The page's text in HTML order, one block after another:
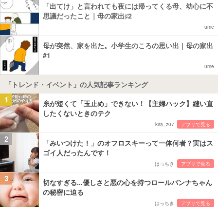
「出てけ」と言われても夜には帰ってくる母、幼心に不
思議だったこと｜母の家出♯2
ume
母が突然、家を出た。小学生のころの思い出｜母の家出
#1
ume
「トレンド・イベント」の人気記事ランキング
1
糸が短くて「玉止め」できない！【主婦ハック】縫い直
したくないときのテク
kira_z07 アプリで見る
2
「みいつけた！」のオフロスキーって一体何者？実はス
ゴイ人だったんです！
はっちき アプリで見る
3
切なすぎる...優しさと悪の心を持つロールパンナちゃん
の秘密に迫る
はっちき アプリで見る